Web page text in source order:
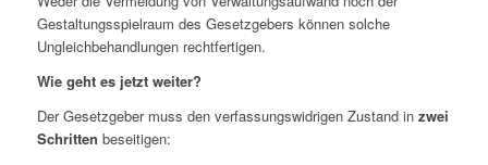
Gestaltungsspielraum des Gesetzgebers können solche
Ungleichbehandlungen rechtfertigen.
Wie geht es jetzt weiter?
Der Gesetzgeber muss den verfassungswidrigen Zustand in zwei
Schritten beseitigen: